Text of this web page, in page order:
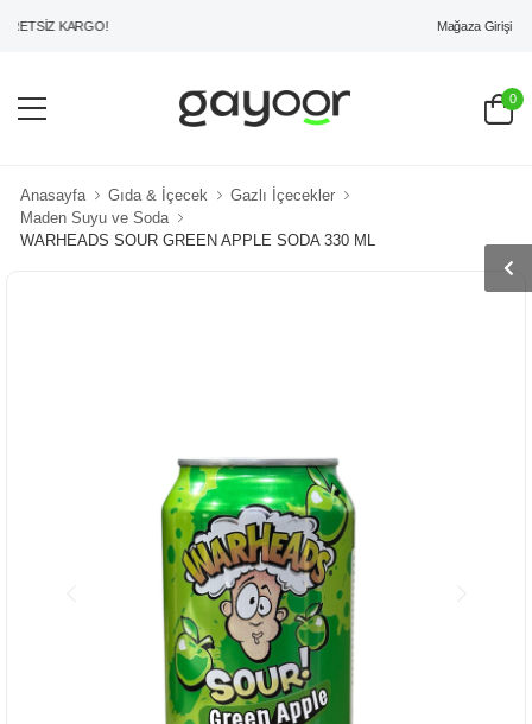
KARGO! Mağaza Girişi
0
Anasayfa Gıda & İçecek
Gazlı İçecekler
Maden Suyu ve Soda
WARHEADS SOUR GREEN APPLE SODA 330 ML